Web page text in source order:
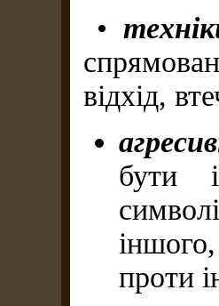
•
відхід,
бути
проти